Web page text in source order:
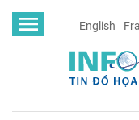
English